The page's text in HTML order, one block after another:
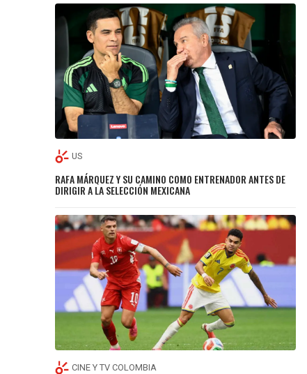
US
RAFA MÁRQUEZ Y SU CAMINO COMO ENTRENADOR ANTES DE
DIRIGIR A LA SELECCIÓN MEXICANA
CINE Y TV COLOMBIA